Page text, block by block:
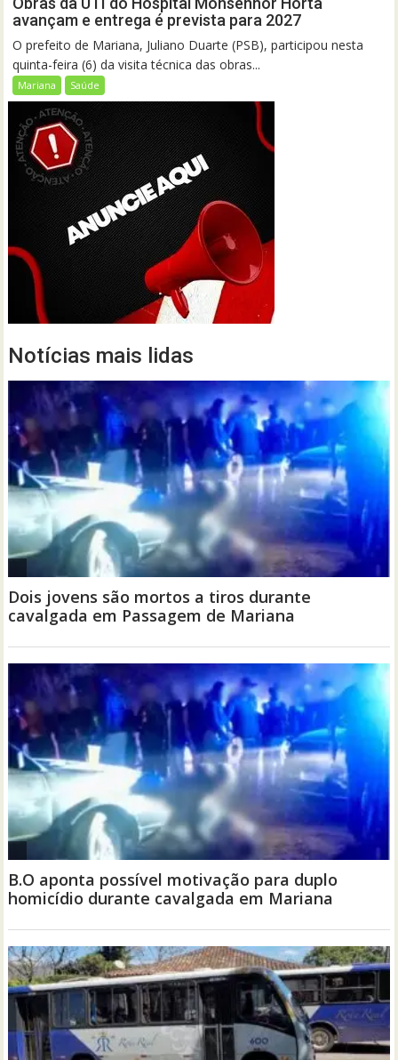
avançam e entrega é prevista para 2027
O prefeito de Mariana, Juliano Duarte (PSB), participou nesta
quinta-feira (6) da visita técnica das obras...
Mariana Saúde
Notícias mais lidas